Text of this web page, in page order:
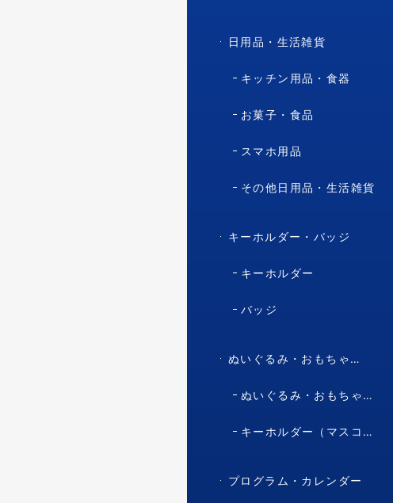
日用品・生活雑貨
キッチン用品・食器
お菓子・食品
スマホ用品
その他日用品・生活雑貨
キーホルダー・バッジ
キーホルダー
バッジ
ぬいぐるみ・おもちゃ・マスコット・キャラクター
ぬいぐるみ・おもちゃ（マスコット・キャラクター）
キーホルダー（マスコット・キャラクター）
プログラム・カレンダー